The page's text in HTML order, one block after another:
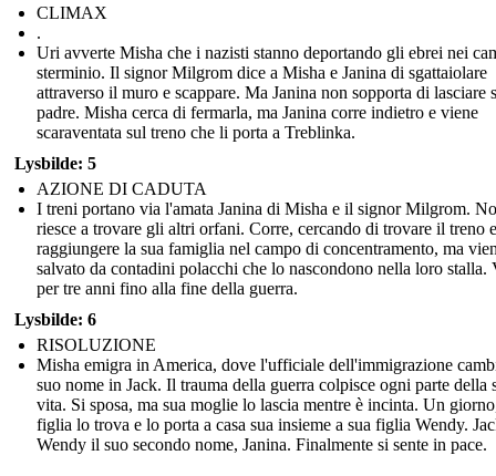
CLIMAX
.
Uri avverte Misha che i nazisti stanno deportando gli ebrei nei
sterminio. Il signor Milgrom dice a Misha e Janina di sgattaiolare
attraverso il muro e scappare. Ma Janina non sopporta di lasciare
padre. Misha cerca di fermarla, ma Janina corre indietro e viene
scaraventata sul treno che li porta a Treblinka.
Lysbilde: 5
AZIONE DI CADUTA
I treni portano via l'amata Janina di Misha e il signor Milgrom.
riesce a trovare gli altri orfani. Corre, cercando di trovare il treno e
raggiungere la sua famiglia nel campo di concentramento, ma
salvato da contadini polacchi che lo nascondono nella loro stalla.
per tre anni fino alla fine della guerra.
Lysbilde: 6
RISOLUZIONE
Misha emigra in America, dove l'ufficiale dell'immigrazione
suo nome in Jack. Il trauma della guerra colpisce ogni parte della
vita. Si sposa, ma sua moglie lo lascia mentre è incinta. Un
figlia lo trova e lo porta a casa sua insieme a sua figlia Wendy.
Wendy il suo secondo nome, Janina. Finalmente si sente in pace.